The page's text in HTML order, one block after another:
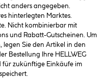
anders angegeben.
hinterlegten Marktes.
Nicht kombinierbar mit
und Rabatt-Gutscheinen. Um
Sie den Artikel in den
Bestellung Ihre HELLWEG
für zukünftige Einkäufe im